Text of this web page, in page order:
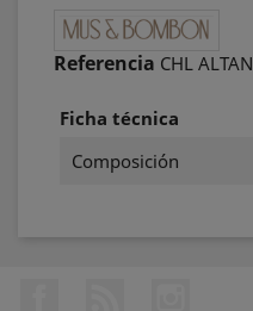
Referencia CHL ALTAN
Ficha técnica
Composición